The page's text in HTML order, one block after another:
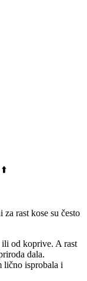
rast kose su često
od koprive. A rast
dala.
lično isprobala i